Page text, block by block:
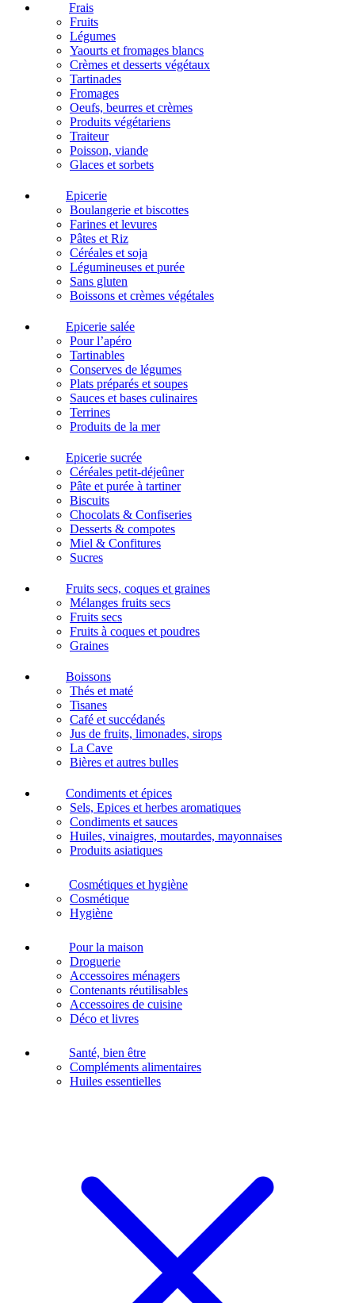
Frais
Fruits
Légumes
Yaourts et fromages blancs
Crèmes et desserts végétaux
Tartinades
Fromages
Oeufs, beurres et crèmes
Produits végétariens
Traiteur
Poisson, viande
Glaces et sorbets
Epicerie
Boulangerie et biscottes
Farines et levures
Pâtes et Riz
Céréales et soja
Légumineuses et purée
Sans gluten
Boissons et crèmes végétales
Epicerie salée
Pour l’apéro
Tartinables
Conserves de légumes
Plats préparés et soupes
Sauces et bases culinaires
Terrines
Produits de la mer
Epicerie sucrée
Céréales petit-déjeûner
Pâte et purée à tartiner
Biscuits
Chocolats & Confiseries
Desserts & compotes
Miel & Confitures
Sucres
Fruits secs, coques et graines
Mélanges fruits secs
Fruits secs
Fruits à coques et poudres
Graines
Boissons
Thés et maté
Tisanes
Café et succédanés
Jus de fruits, limonades, sirops
La Cave
Bières et autres bulles
Condiments et épices
Sels, Epices et herbes aromatiques
Condiments et sauces
Huiles, vinaigres, moutardes, mayonnaises
Produits asiatiques
Cosmétiques et hygiène
Cosmétique
Hygiène
Pour la maison
Droguerie
Accessoires ménagers
Contenants réutilisables
Accessoires de cuisine
Déco et livres
Santé, bien être
Compléments alimentaires
Huiles essentielles